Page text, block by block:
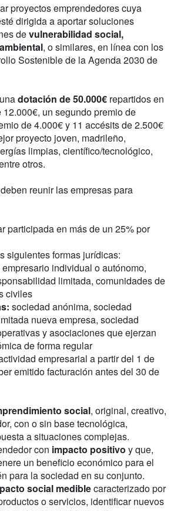
proyectos emprendedores cuya
dirigida a aportar soluciones
devulnerabilidad social,
, o similares, en línea con los
Sostenible de la Agenda 2030 de
dotación de 50.000€ repartidos en
un segundo premio de
de 4.000€ y 11 accésits de 2.500€
proyecto joven, madrileño,
limpias, científico/tecnológico,
otros.
reunir las empresas para
participada en más de un 25% por
siguientes formas jurídicas:
empresario individual o autónomo,
limitada, comunidades de
civiles
sociedad anónima, sociedad
nueva empresa, sociedad
y asociaciones que ejerzan
de forma regular
empresarial a partir del 1 de
emitido facturación antes del 30 de
social, original, creativo,
con o sin base tecnológica,
a situaciones complejas.
con impacto positivo y que,
un beneficio económico para el
para la sociedad en su conjunto.
social mediblecaracterizado por
o servicios, identificar nuevos